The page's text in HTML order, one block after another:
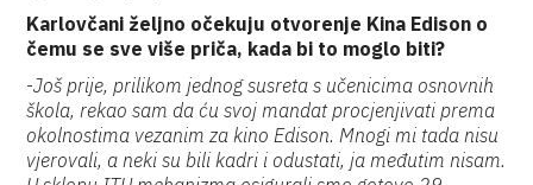
Karlovčani željno očekuju otvorenje Kina Edison o
čemu se sve više priča, kada bi to moglo biti?
-Još prije, prilikom jednog susreta s učenicima osnovnih
škola, rekao sam da ću svoj mandat procjenjivati prema
okolnostima vezanim za kino Edison. Mnogi mi tada nisu
vjerovali, a neki su bili kadri i odustati, ja međutim nisam.